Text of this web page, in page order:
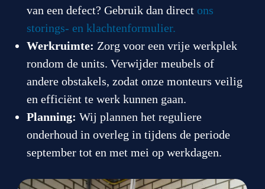
van een defect? Gebruik dan direct ons
storings- en klachtenformulier.
Werkruimte: Zorg voor een vrije werkplek
rondom de units. Verwijder meubels of
andere obstakels, zodat onze monteurs veilig
en efficiënt te werk kunnen gaan.
Planning: Wij plannen het reguliere
onderhoud in overleg in tijdens de periode
september tot en met mei op werkdagen.